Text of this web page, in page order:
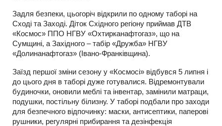
Задля безпеки, цьогоріч відкрили по одному таборі на
Сході та Заході. Діток Східного регіону приймав ДТВ
«Космос» ППО НГВУ «Охтирканафтогаз», що на
Сумщині, а Західного – табір «Дружба» НГВУ
«Долинанафтогаз» (Івано-Франківщина).
Заїзд першої зміни сезону у «Космосі» відбувся 5 липня і
до цього дня в таборі дуже готувалися. Відремонтували
будиночки, оновили меблі та інвентар, замінили матраци,
подушки, постільну білизну. У таборі подбали про заходи
для безпечного відпочинку: маски, антисептики, паперові
рушники, регулярні прибирання та дезінфекція